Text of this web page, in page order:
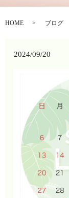
HOME ブログ
2024/09/20